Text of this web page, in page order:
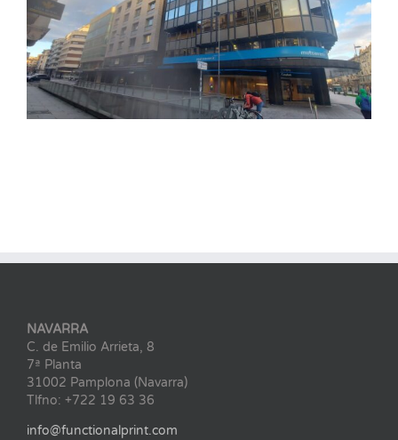
NAVARRA
C. de Emilio Arrieta, 8
7ª Planta
31002 Pamplona (Navarra)
Tlfno: +722 19 63 36
info@functionalprint.com